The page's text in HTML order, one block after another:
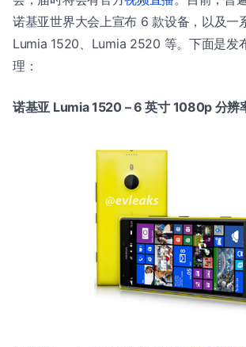
诺基亚世界大会上宣布 6 款设备，以及一
Lumia 1520、Lumia 2520 等。下面是发
理：
诺基亚 Lumia 1520 – 6 英寸 1080p 分辨